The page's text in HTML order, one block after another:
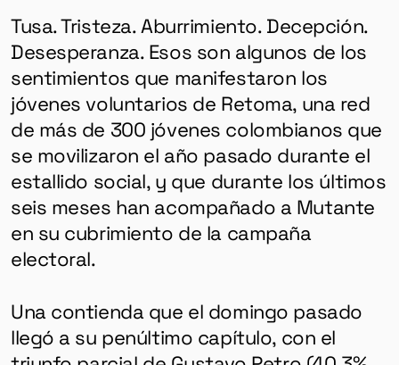
Tusa. Tristeza. Aburrimiento. Decepción.
Desesperanza. Esos son algunos de los
sentimientos que manifestaron los
jóvenes voluntarios de Retoma, una red
de más de 300 jóvenes colombianos que
se movilizaron el año pasado durante el
estallido social, y que durante los últimos
seis meses han acompañado a Mutante
en su cubrimiento de la campaña
electoral.
Una contienda que el domingo pasado
llegó a su penúltimo capítulo, con el